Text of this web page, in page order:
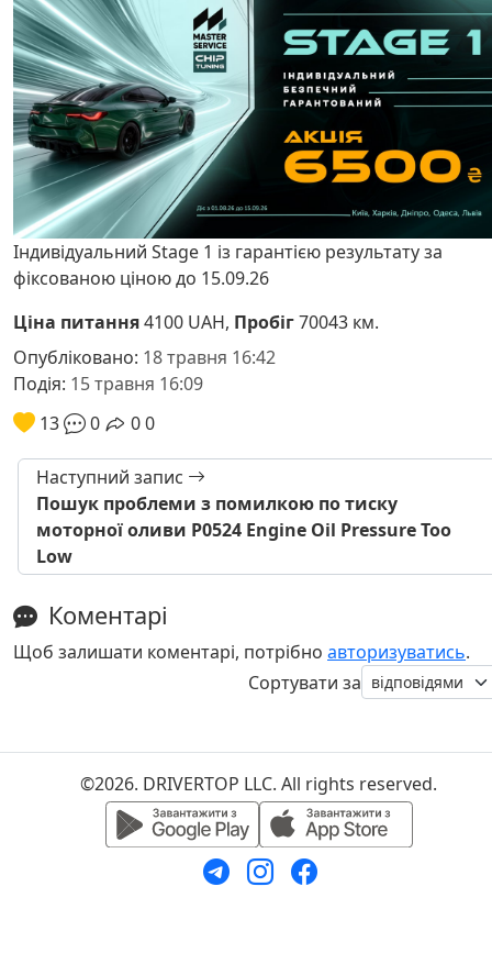
Індивідуальний Stage 1 із гарантією результату за
фіксованою ціною до 15.09.26
Ціна питання4100 UAH, Пробіг70043 км.
Опубліковано: 18 травня 16:42
Подія: 15 травня 16:09
13
0 00
Наступний запис
Пошук проблеми з помилкою по тиску
моторної оливи P0524 Engine Oil Pressure Too
Low
Коментарі
Щоб залишати коментарі, потрібно авторизуватись.
Сортувати за
©2026. DRIVERTOP LLC. All rights reserved.